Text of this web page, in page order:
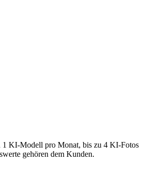
1 KI-Modell pro Monat, bis zu 4 KI-Fotos
gehören dem Kunden.